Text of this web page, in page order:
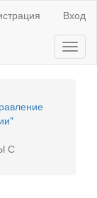
Вход
С